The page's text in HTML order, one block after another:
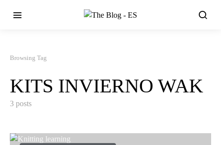
Browsing Tag
KITS INVIERNO WAK
3 posts